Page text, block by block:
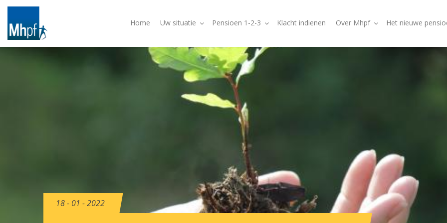
Home Uw situatie Pensioen 1-2-3 Klacht indienen Over Mhpf Het nieuwe
18 - 01 - 2022